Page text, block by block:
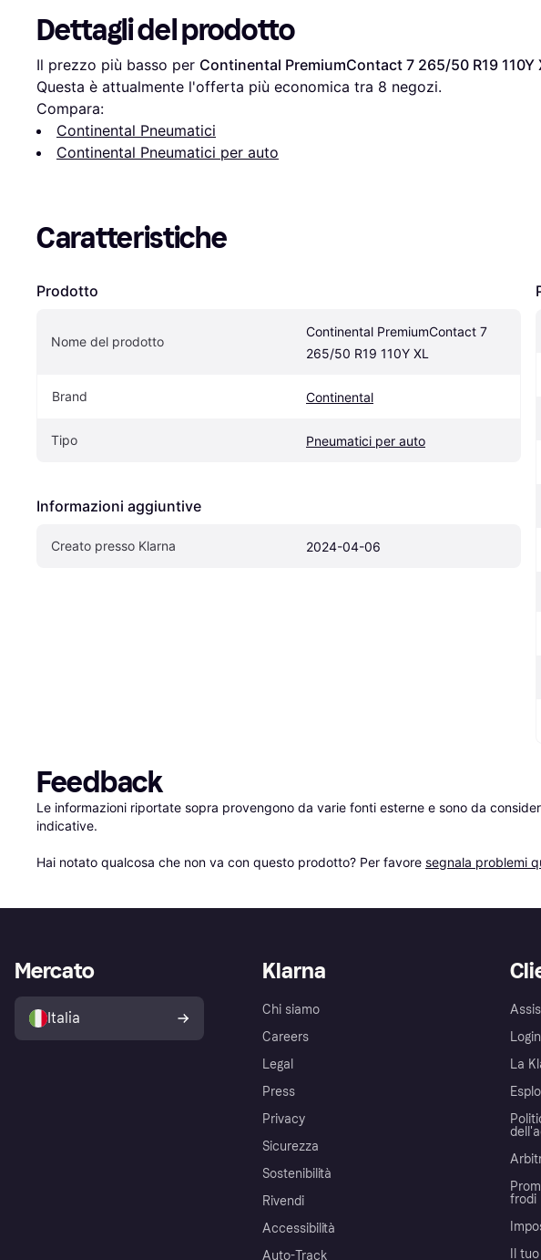
Dettagli del prodotto
Il prezzo più basso per Continental PremiumContact 7 265/50 R19 110Y
Questa è attualmente l'offerta più economica tra 8 negozi.
Compara:
Continental Pneumatici
Continental Pneumatici per auto
Caratteristiche
Prodotto
Nome del prodotto
Continental PremiumContact 7
265/50 R19 110Y XL
Brand Continental
Tipo Pneumatici per auto
Informazioni aggiuntive
Creato presso Klarna 2024-04-06
Feedback
Le informazioni riportate sopra provengono da varie fonti esterne e sono da
indicative.
Hai notato qualcosa che non va con questo prodotto? Per favore segnala problemi
Klarna
Chi siamo
Careers
Legal
Press
Privacy
Sicurezza
Sostenibilità
Rivendi
Accessibilità
Auto-Track
Login
La
frodi
Il
Mercato
Italia